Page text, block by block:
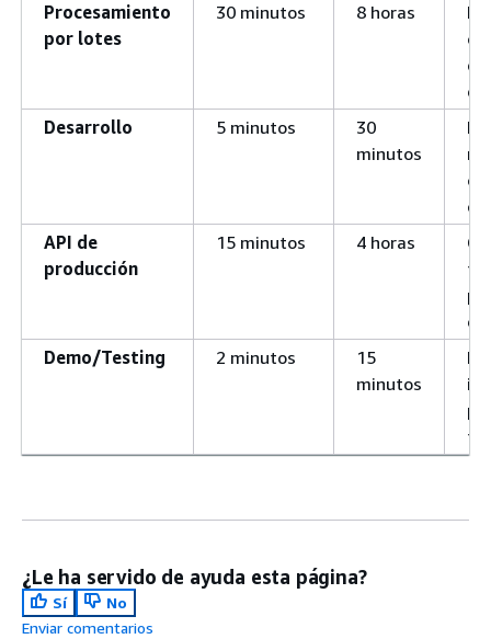
Procesamiento
por lotes
30 minutos 8 horas
Desarrollo
5 minutos
30
minutos
API de
producción
15 minutos 4 horas
Demo/Testing
2 minutos
15
minutos
¿Le ha servido de ayuda esta página?
Sí
No
Enviar comentarios